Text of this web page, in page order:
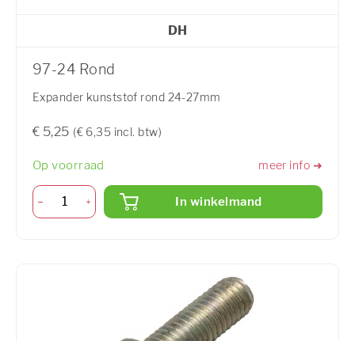
DH
97-24 Rond
Expander kunststof rond 24-27mm
€ 5,25 (€ 6,35 incl. btw)
Op voorraad meer info ➜
In winkelmand